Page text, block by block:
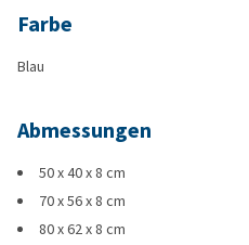
Farbe
Blau
Abmessungen
50 x 40 x 8 cm
70 x 56 x 8 cm
80 x 62 x 8 cm